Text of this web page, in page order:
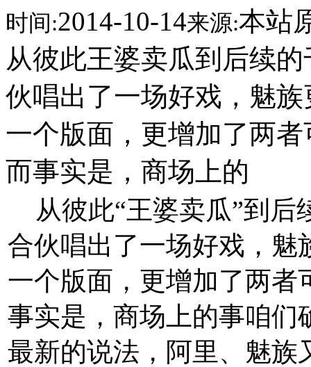
时间:2014-10-14来源:本站
从彼此王婆卖瓜到后续
伙唱出了一场好戏，魅
一个版面，更增加了两
而事实是，商场上的
从彼此“王婆卖瓜”到后
合伙唱出了一场好戏，魅
一个版面，更增加了两者
事实是，商场上的事咱们
最新的说法，阿里、魅族